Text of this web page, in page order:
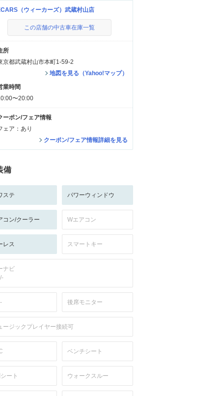
（ウィーカーズ）武蔵村山店
この店舗の中古車在庫一覧
所
京都武蔵村山市本町1-59-2
地図を見る（Yahoo!マップ）
業時間
〜20:00
ーポン/フェア情報
ェア：あり
クーポン/フェア情報詳細を見る
備
ステ パワーウィンドウ
コン/クーラー Wエアコン
レス スマートキー
ナビ
後席モニター
ージックプレイヤー接続可
ベンチシート
ート ウォークスルー